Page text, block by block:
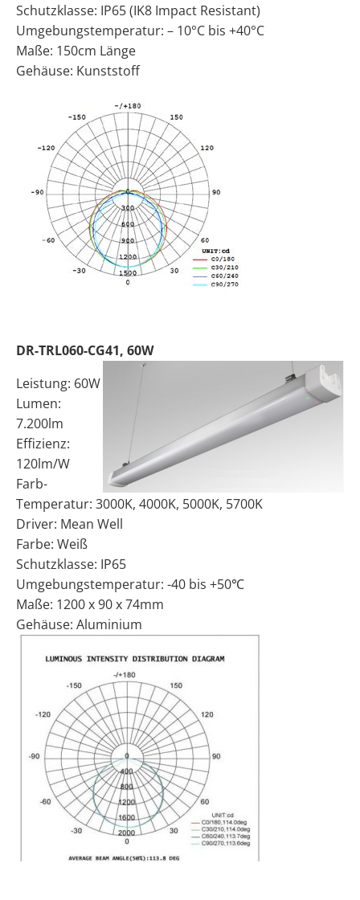
Schutzklasse: IP65 (IK8 Impact Resistant)
Umgebungstemperatur: – 10°C bis +40°C
Maße: 150cm Länge
Gehäuse: Kunststoff
DR-TRL060-CG41, 60W
Leistung: 60W
Lumen:
7.200lm
Effizienz:
120lm/W
Farb-
Temperatur: 3000K, 4000K, 5000K, 5700K
Driver: Mean Well
Farbe: Weiß
Schutzklasse: IP65
Umgebungstemperatur: -40 bis +50℃
Maße: 1200 x 90 x 74mm
Gehäuse: Aluminium